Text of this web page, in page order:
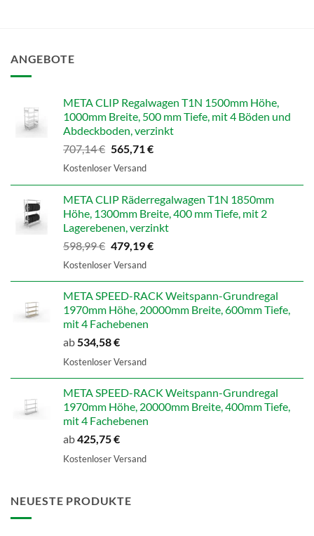
ANGEBOTE
META CLIP Regalwagen T1N 1500mm Höhe,
1000mm Breite, 500 mm Tiefe, mit 4 Böden und
Abdeckboden, verzinkt
707,14€ Ursprünglicher
Preis
565,71€Aktueller
Kostenloser Versand
META CLIP Räderregalwagen T1N 1850mm
Höhe, 1300mm Breite, 400 mm Tiefe, mit 2
Lagerebenen, verzinkt
598,99€ Ursprünglicher
Preis
479,19€Aktueller
Kostenloser Versand
META SPEED-RACK Weitspann-Grundregal
1970mm Höhe, 20000mm Breite, 600mm Tiefe,
mit 4 Fachebenen
ab534,58€
Kostenloser Versand
META SPEED-RACK Weitspann-Grundregal
1970mm Höhe, 20000mm Breite, 400mm Tiefe,
mit 4 Fachebenen
ab425,75€
Kostenloser Versand
NEUESTE PRODUKTE